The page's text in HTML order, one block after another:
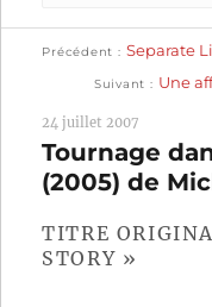
:
Navigation
l’article
Précédent Separate
Suivant Une
24 juillet 2007
Tournage
(2005) de
TITRE
STORY »